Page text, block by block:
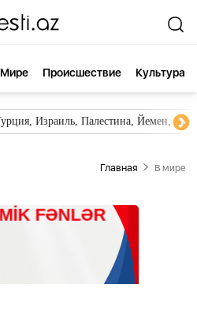
Происшествие Культура
Израиль, Палестина, Йемен,
Главная В мире